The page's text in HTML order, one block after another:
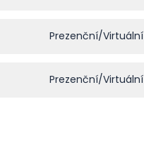
Prezenční/Virtuální
Prezenční/Virtuální